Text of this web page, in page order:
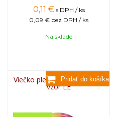
0,11 € s DPH / ks
0,09 € bez DPH / ks
Na sklade
Viečko plechové TWIST 82 -
vzor LE